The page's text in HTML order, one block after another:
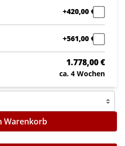
+420,00 €
+561,00 €
1.778,00 €
ca. 4 Wochen
Warenkorb